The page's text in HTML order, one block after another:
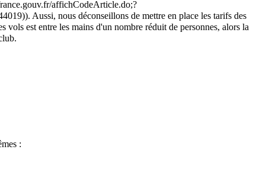
). Aussi, nous déconseillons de mettre en place les tarifs des
vols est entre les mains d'un nombre réduit de personnes, alors la
: